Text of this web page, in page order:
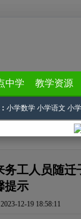
中学 教学资源
小学数学 小学语文 小
务工人员随
提示
2023-12-19 18:58:11